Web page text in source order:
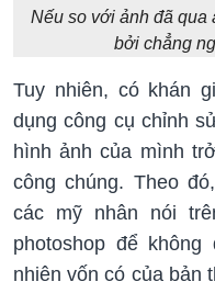
Nếu so với ảnh đã qua
bởi chẳng
Tuy nhiên, có khán
dụng công cụ chỉnh
hình ảnh của mình
công chúng. Theo
các mỹ nhân nói
photoshop để
nhiên vốn có của bản